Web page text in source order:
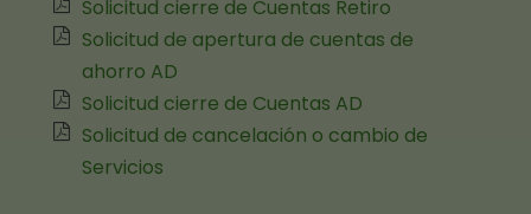
Solicitud cierre de Cuentas Retiro
Solicitud de apertura de cuentas de
ahorro AD
Solicitud cierre de Cuentas AD
Solicitud de cancelación o cambio de
Servicios